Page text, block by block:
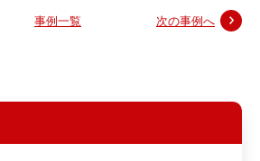
事例一覧 次の事例へ